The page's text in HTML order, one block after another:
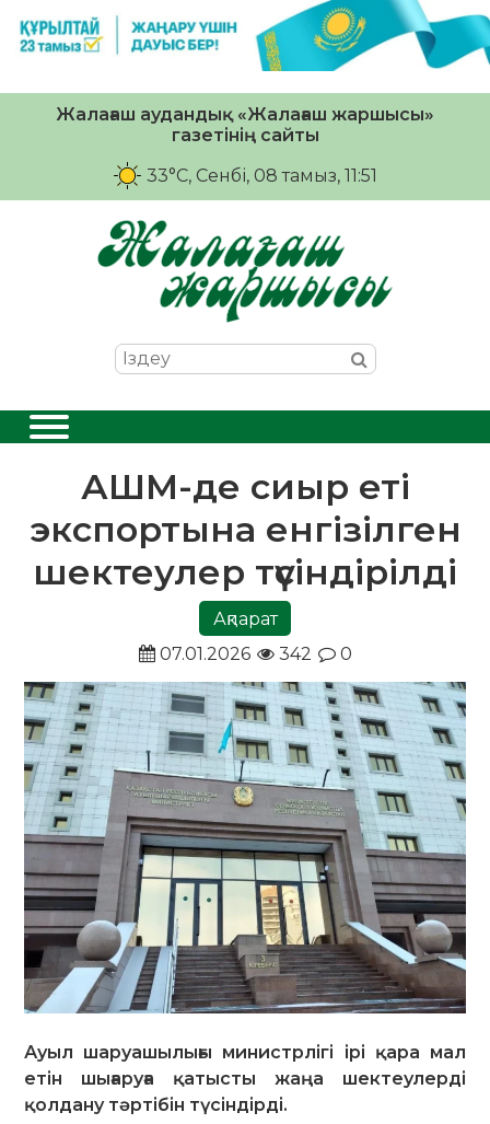
Жалағаш аудандық «Жалағаш жаршысы»
газетінің сайты
33°C, Сенбі, 08 тамыз, 11:51
АШМ-де сиыр еті
экспортына енгізілген
шектеулер түсіндірілді
Ақпарат
07.01.2026
342 0
Ауыл шаруашылығы министрлігі ірі қара мал
етін шығаруға қатысты жаңа шектеулерді
қолдану тәртібін түсіндірді.